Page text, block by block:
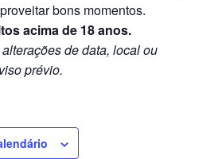
bons momentos.
acima de 18 anos.
de data, local ou
prévio.